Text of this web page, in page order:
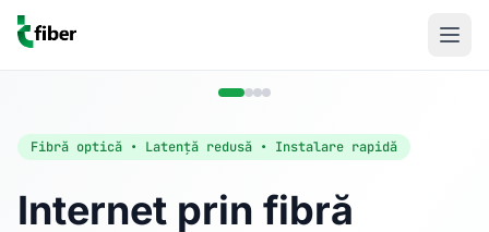
Fibră optică • Latență redusă • Instalare rapidă
Internet prin fibră